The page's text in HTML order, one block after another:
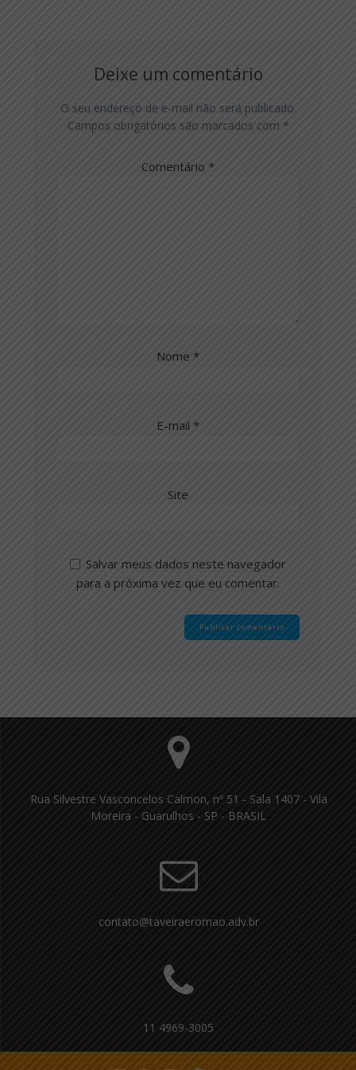
Deixe um comentário
O seu endereço de e-mail não será publicado.
Campos obrigatórios são marcados com *
Comentário *
Nome *
E-mail *
Site
Salvar meus dados neste navegador
para a próxima vez que eu comentar.
Rua Silvestre Vasconcelos Calmon, nº 51 - Sala 1407 - Vila
Moreira - Guarulhos - SP - BRASIL
contato@taveiraeromao.adv.br
11 4969-3005